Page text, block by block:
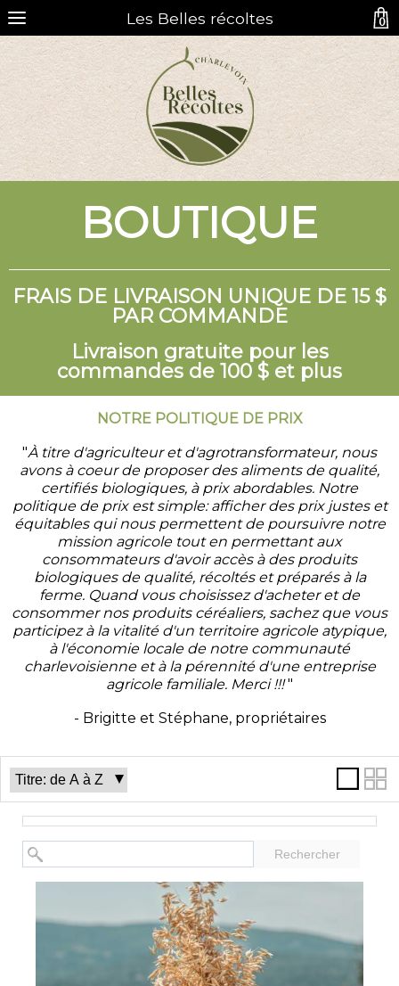
Les Belles récoltes
BOUTIQUE
FRAIS DE LIVRAISON UNIQUE DE 15 $
PAR COMMANDE
Livraison gratuite pour les
commandes de 100 $ et plus
NOTRE POLITIQUE DE PRIX
"À titre d'agriculteur et d'agrotransformateur, nous
avons à coeur de proposer des aliments de qualité,
certifiés biologiques, à prix abordables. Notre
politique de prix est simple: afficher des prix justes et
équitables qui nous permettent de poursuivre notre
mission agricole tout en permettant aux
consommateurs d'avoir accès à des produits
biologiques de qualité, récoltés et préparés à la
ferme. Quand vous choisissez d'acheter et de
consommer nos produits céréaliers, sachez que vous
participez à la vitalité d'un territoire agricole atypique,
à l'économie locale de notre communauté
charlevoisienne et à la pérennité d'une entreprise
agricole familiale. Merci !!!"
- Brigitte et Stéphane, propriétaires
Rechercher
0